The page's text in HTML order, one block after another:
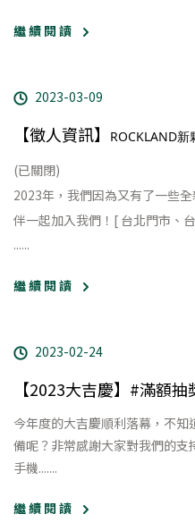
繼 續 閱 讀
2023-03-09
【徵人資訊】 ROCKLAND新
(已關閉)
2023年​​，我們因為又有了一些全
伴一起加入我們！ [ 台北門市、
......
繼 續 閱 讀
2023-02-24
【2023大吉慶】 #滿額抽
今年度的大吉慶順利落幕， 不知
備呢？ 非常感謝大家對我們的支
手機.......
繼 續 閱 讀